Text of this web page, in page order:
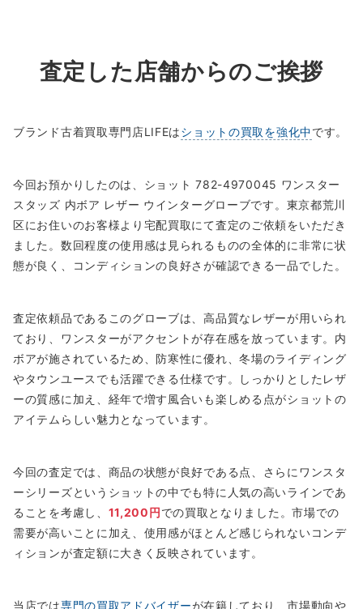
査定した店舗からのご挨拶
ブランド古着買取専門店LIFEはショットの買取を強化中です。
今回お預かりしたのは、ショット 782-4970045 ワンスター
スタッズ 内ボア レザー ウインターグローブです。東京都荒川
区にお住いのお客様より宅配買取にて査定のご依頼をいただき
ました。数回程度の使用感は見られるものの全体的に非常に状
態が良く、コンディションの良好さが確認できる一品でした。
査定依頼品であるこのグローブは、高品質なレザーが用いられ
ており、ワンスターがアクセントが存在感を放っています。内
ボアが施されているため、防寒性に優れ、冬場のライディング
やタウンユースでも活躍できる仕様です。しっかりとしたレザ
ーの質感に加え、経年で増す風合いも楽しめる点がショットの
アイテムらしい魅力となっています。
今回の査定では、商品の状態が良好である点、さらにワンスタ
ーシリーズというショットの中でも特に人気の高いラインであ
ることを考慮し、 11,200円での買取となりました。市場での
需要が高いことに加え、使用感がほとんど感じられないコンデ
ィションが査定額に大きく反映されています。
当店では専門の買取アドバイザーが在籍しており、市場動向や